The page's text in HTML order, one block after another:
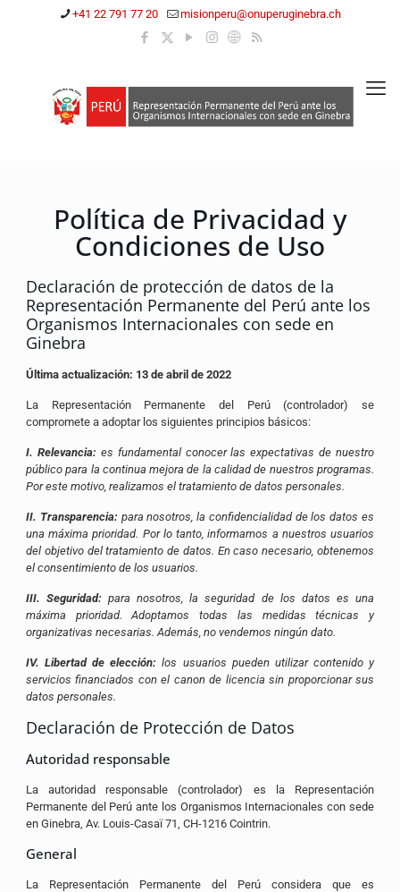
+41 22 791 77 20 misionperu@onuperuginebra.ch
Política de Privacidad y
Condiciones de Uso
Declaración de protección de datos de la
Representación Permanente del Perú ante los
Organismos Internacionales con sede en
Ginebra
Última actualización: 13 de abril de 2022
La Representación Permanente del Perú (controlador) se
compromete a adoptar los siguientes principios básicos:
I. Relevancia: es fundamental conocer las expectativas de nuestro
público para la continua mejora de la calidad de nuestros programas.
Por este motivo, realizamos el tratamiento de datos personales.
II. Transparencia: para nosotros, la confidencialidad de los datos es
una máxima prioridad. Por lo tanto, informamos a nuestros usuarios
del objetivo del tratamiento de datos. En caso necesario, obtenemos
el consentimiento de los usuarios.
III.Seguridad:para nosotros, la seguridad de los datos es una
máxima prioridad. Adoptamos todas las medidas técnicas y
organizativas necesarias. Además, no vendemos ningún dato.
IV.Libertad de elección:los usuarios pueden utilizar contenido y
servicios financiados con el canon de licencia sin proporcionar sus
datos personales.
Declaración de Protección de Datos
Autoridad responsable
La autoridad responsable (controlador) es la Representación
Permanente del Perú ante los Organismos Internacionales con sede
en Ginebra, Av. Louis-Casaï 71, CH-1216 Cointrin.
General
La Representación Permanente del Perú considera que es